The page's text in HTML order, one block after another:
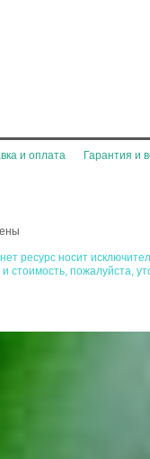
и оплата Гарантия и
ресурс носит
стоимость, пожалуйста,